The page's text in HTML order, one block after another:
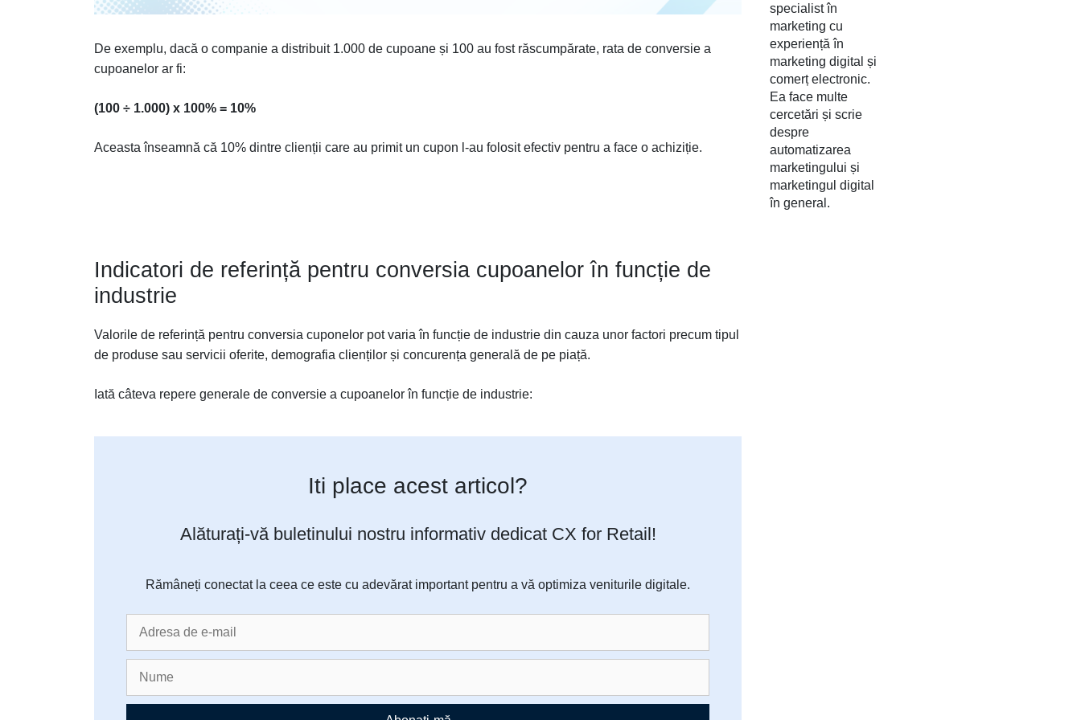
De exemplu, dacă o companie a distribuit 1.000 de cupoane și 100 au fost răscumpărate, rata de conversie a
cupoanelor ar fi:
(100 ÷ 1.000) x 100% = 10%
Aceasta înseamnă că 10% dintre clienții care au primit un cupon l-au folosit efectiv pentru a face o achiziție.
Indicatori de referință pentru conversia cupoanelor în funcție de
industrie
Valorile de referință pentru conversia cuponelor pot varia în funcție de industrie din cauza unor factori precum tipul
de produse sau servicii oferite, demografia clienților și concurența generală de pe piață.
Iată câteva repere generale de conversie a cupoanelor în funcție de industrie:
Iti place acest articol?
Alăturați-vă buletinului nostru informativ dedicat CX for Retail!
Rămâneți conectat la ceea ce este cu adevărat important pentru a vă optimiza veniturile digitale.
specialist în
marketing cu
experiență în
marketing digital și
comerț electronic.
Ea face multe
cercetări și scrie
despre
automatizarea
marketingului și
marketingul digital
în general.